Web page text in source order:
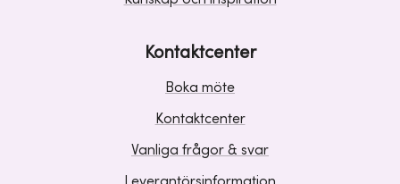
Kontaktcenter
Boka möte
Kontaktcenter
Vanliga frågor & svar